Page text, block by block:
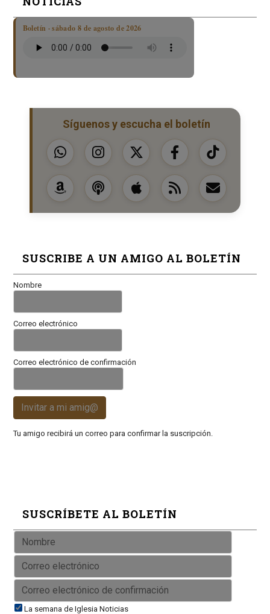
Boletín · sábado 8 de agosto de 2026
Síguenos y escucha el boletín
SUSCRIBE A UN AMIGO AL BOLETÍN
Nombre
Correo electrónico
Correo electrónico de confirmación
Invitar a mi amig@
Tu amigo recibirá un correo para confirmar la suscripción.
SUSCRÍBETE AL BOLETÍN
La semana de Iglesia Noticias